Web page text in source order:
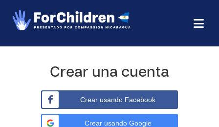
Crear una cuenta
Crear usando Facebook
Crear usando Google